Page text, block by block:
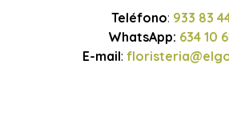
Teléfono: 933 83
WhatsApp: 634 10
E-mail: